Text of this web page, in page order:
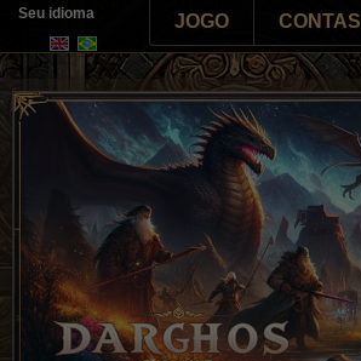
Seu idioma JOGO CONTAS